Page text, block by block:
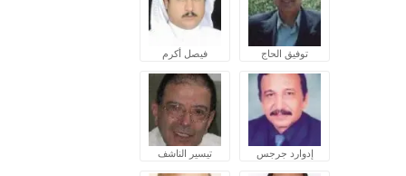
توفيق الحاج فيصل أكرم
إدوارد جرجس تيسير الناشف